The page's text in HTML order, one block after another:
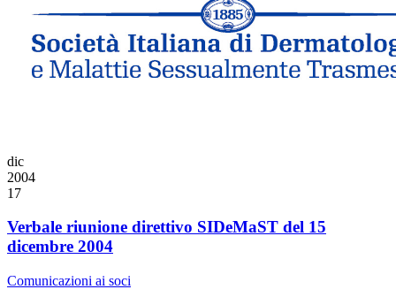
dic
2004
17
Verbale riunione direttivo SIDeMaST del 15
dicembre 2004
Comunicazioni ai soci